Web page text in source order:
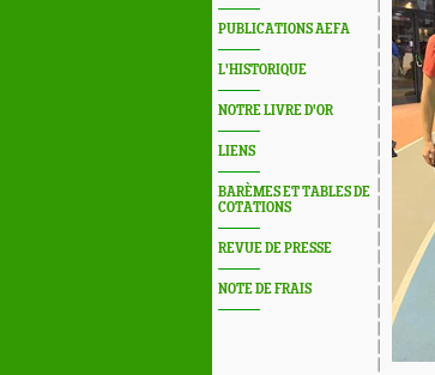
PUBLICATIONS AEFA
L'HISTORIQUE
NOTRE LIVRE D'OR
LIENS
BARÈMES ET TABLES DE
COTATIONS
REVUE DE PRESSE
NOTE DE FRAIS